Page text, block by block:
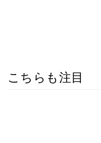
こちらも注目